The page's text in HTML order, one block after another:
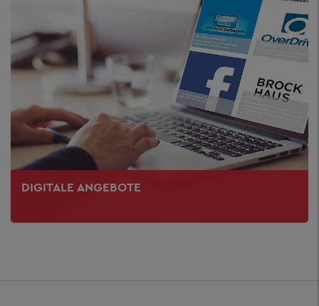
DIGITALE ANGEBOTE